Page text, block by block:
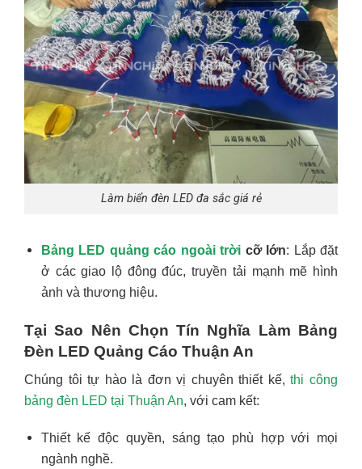
Làm biển đèn LED đa sắc giá rẻ
Bảng LED quảng cáo ngoài trời cỡ lớn: Lắp đặt
ở các giao lộ đông đúc, truyền tải mạnh mẽ hình
ảnh và thương hiệu.
Tại Sao Nên Chọn Tín Nghĩa Làm Bảng
Đèn LED Quảng Cáo Thuận An
Chúng tôi tự hào là đơn vị chuyên thiết kế,thi công
bảng đèn LED tại Thuận An, với cam kết:
Thiết kế độc quyền, sáng tạo phù hợp với mọi
ngành nghề.